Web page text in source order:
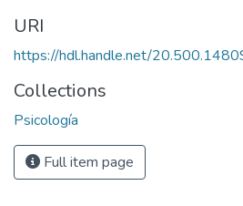
URI
https://hdl.handle.net/
Collections
Psicología
Full item page